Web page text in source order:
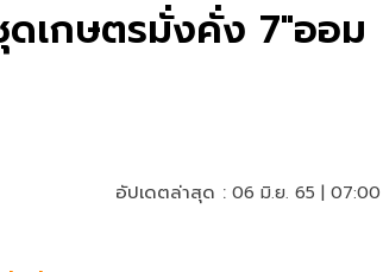
ดเกษตรมั่งคั่ง 7"ออม
อัปเดตล่าสุด : 06 มิ.ย. 65 |